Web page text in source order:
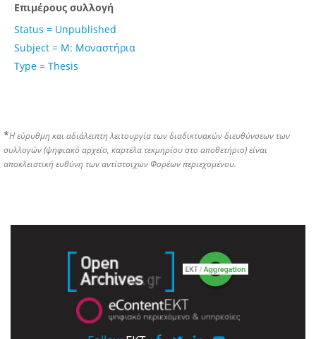
Επιμέρους συλλογή
Status = Unpublished
Subject = Μ: Μοναστήρια
Type = Thesis
*Η εύρυθμη και αδιάλειπτη λειτουργία των διαδικτυακών διευθύνσεων των
συλλογών (ψηφιακό αρχείο, καρτέλα τεκμηρίου στο αποθετήριο) είναι
αποκλειστική ευθύνη των αντίστοιχων Φορέων περιεχομένου.